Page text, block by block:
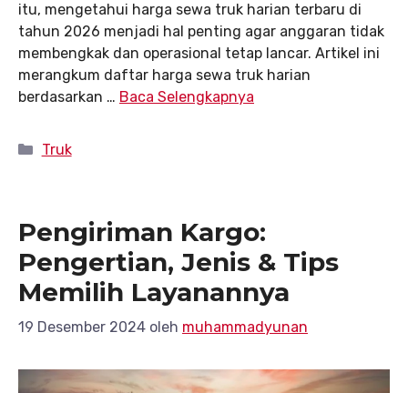
itu, mengetahui harga sewa truk harian terbaru di
tahun 2026 menjadi hal penting agar anggaran tidak
membengkak dan operasional tetap lancar. Artikel ini
merangkum daftar harga sewa truk harian
berdasarkan … Baca Selengkapnya
Kategori
Truk
Pengiriman Kargo:
Pengertian, Jenis & Tips
Memilih Layanannya
19 Desember 2024 oleh muhammadyunan